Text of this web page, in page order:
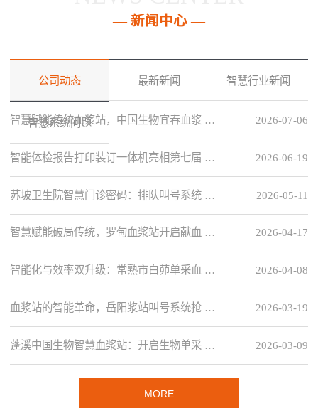
— 新闻中心 —
公司动态 最新新闻 智慧行业新闻
智慧系统问题 2026-07-06
智慧赋能传统血浆站，中国生物宜春血浆 …
2026-06-19
智能体检报告打印装订一体机亮相第七届 …
2026-05-11
苏坡卫生院智慧门诊密码：排队叫号系统 …
2026-04-17
智慧赋能破局传统，罗甸血浆站开启献血 …
2026-04-08
智能化与效率双升级：常熟市白茆单采血 …
2026-03-19
血浆站的智能革命，岳阳浆站叫号系统抢 …
2026-03-09
蓬溪中国生物智慧血浆站：开启生物单采 …
MORE